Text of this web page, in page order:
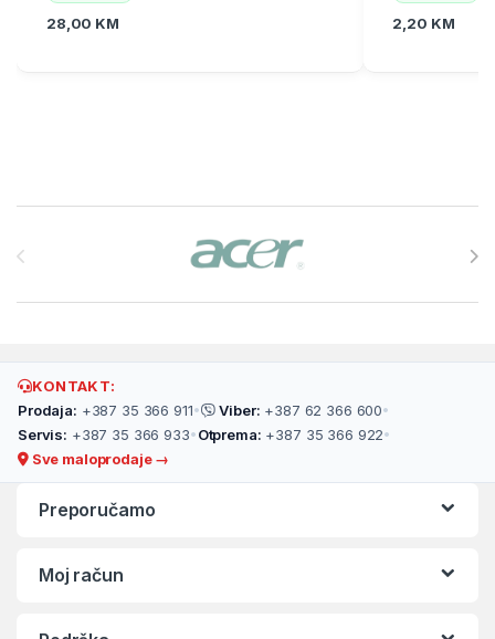
28,00 KM 2,20 KM
KONTAKT:
Prodaja: +387 35 366 911• Viber: +387 62 366 600•
Servis: +387 35 366 933• Otprema: +387 35 366 922•
Sve maloprodaje →
Preporučamo
Moj račun